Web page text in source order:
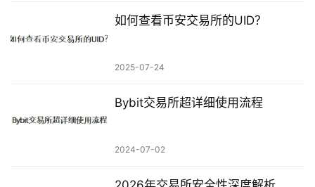
如何查看币安交易所的UID？
2025-07-24
Bybit交易所超详细使用流程
2024-07-02